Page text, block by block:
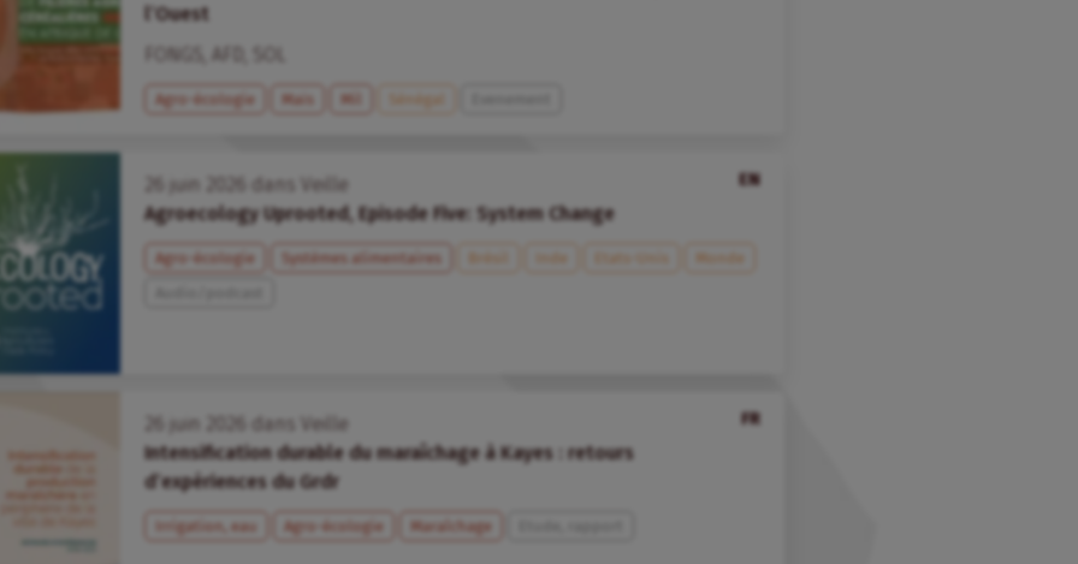
l’Ouest
FONGS
Agro-écologie Maïs Mil Sénégal
EN
juin dans
Veille
Agroecology Uprooted, Episode Five: System Change
Agro-écologie Systèmes alimentaires Brésil Inde Etats-Unis
Monde
FR
juin dans
Veille
Intensification durable du maraîchage à Kayes : retours
d’expériences du Grdr
Irrigation, eau Agro-écologie Maraîchage